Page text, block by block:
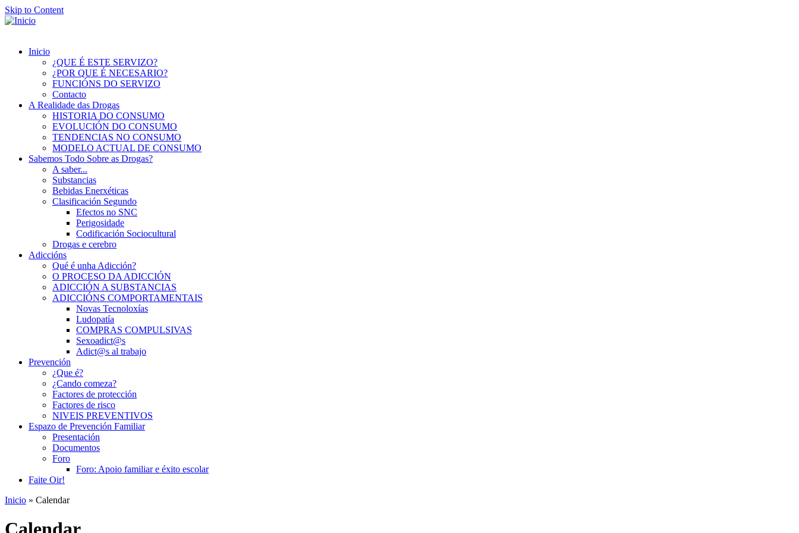
Skip to Content
Inicio
¿QUE É ESTE SERVIZO?
¿POR QUE É NECESARIO?
FUNCIÓNS DO SERVIZO
Contacto
A Realidade das Drogas
HISTORIA DO CONSUMO
EVOLUCIÓN DO CONSUMO
TENDENCIAS NO CONSUMO
MODELO ACTUAL DE CONSUMO
Sabemos Todo Sobre as Drogas?
A saber...
Substancias
Bebidas Enerxéticas
Clasificación Segundo
Efectos no SNC
Perigosidade
Codificación Sociocultural
Drogas e cerebro
Adiccións
Qué é unha Adicción?
O PROCESO DA ADICCIÓN
ADICCIÓN A SUBSTANCIAS
ADICCIÓNS COMPORTAMENTAIS
Novas Tecnoloxías
Ludopatía
COMPRAS COMPULSIVAS
Sexoadict@s
Adict@s al trabajo
Prevención
¿Que é?
¿Cando comeza?
Factores de protección
Factores de risco
NIVEIS PREVENTIVOS
Espazo de Prevención Familiar
Presentación
Documentos
Foro
Foro: Apoio familiar e éxito escolar
Faite Oir!
Inicio » Calendar